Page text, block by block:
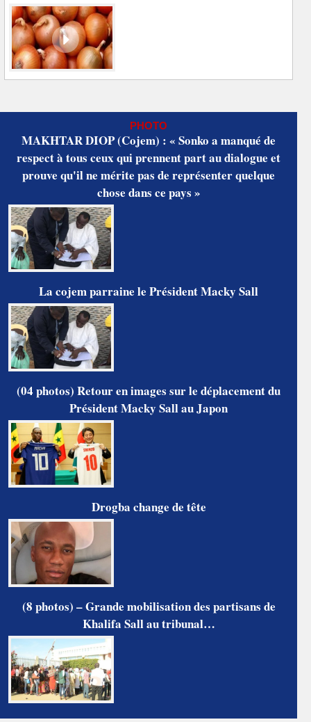
PHOTO
MAKHTAR DIOP (Cojem) : « Sonko a manqué de
respect à tous ceux qui prennent part au dialogue et
prouve qu'il ne mérite pas de représenter quelque
chose dans ce pays »
La cojem parraine le Président Macky Sall
(04 photos) Retour en images sur le déplacement du
Président Macky Sall au Japon
Drogba change de tête
(8 photos) – Grande mobilisation des partisans de
Khalifa Sall au tribunal…